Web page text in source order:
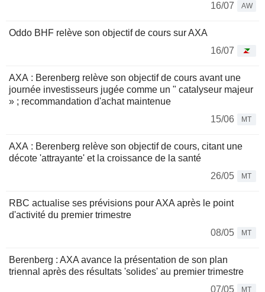
16/07
AW
Oddo BHF relève son objectif de cours sur AXA
16/07
AXA : Berenberg relève son objectif de cours avant une
journée investisseurs jugée comme un " catalyseur majeur
» ; recommandation d'achat maintenue
15/06
MT
AXA : Berenberg relève son objectif de cours, citant une
décote 'attrayante' et la croissance de la santé
26/05
MT
RBC actualise ses prévisions pour AXA après le point
d'activité du premier trimestre
08/05
MT
Berenberg : AXA avance la présentation de son plan
triennal après des résultats 'solides' au premier trimestre
07/05
MT